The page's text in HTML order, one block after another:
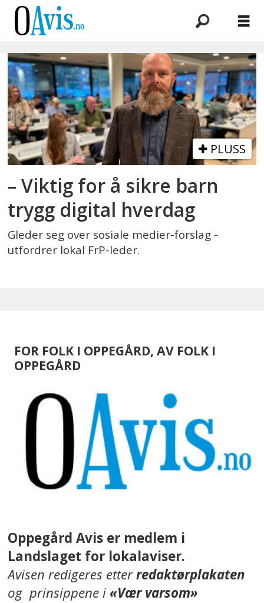
Emne:
karianne
tung
PLUSS
– Viktig for å sikre barn
trygg digital hverdag
Gleder seg over sosiale medier-forslag -
utfordrer lokal FrP-leder.
FOR FOLK I OPPEGÅRD, AV FOLK I
OPPEGÅRD
Oppegård Avis er medlem i
Landslaget for lokalaviser.
Avisen redigeres etterredaktørplakaten
og prinsippene i«Vær varsom»